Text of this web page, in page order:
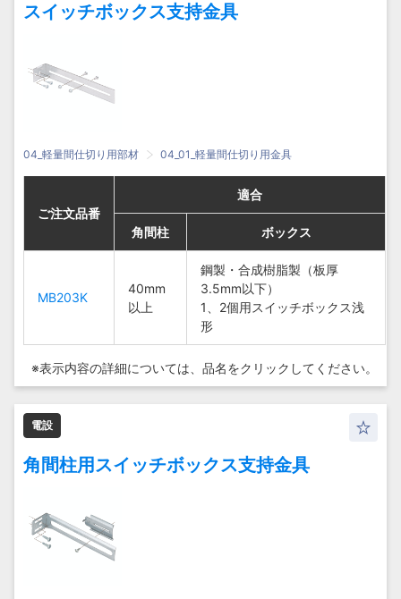
スイッチボックス支持金具
04_軽量間仕切り用部材 04_01_軽量間仕切り用金具
ご注文品番
角間柱
MB203K
鋼製・合
成樹脂製
（板厚
3.5mm
以下）
1、2個
ご注文品番
適合
角間柱 ボックス
MB203K
40mm
以上
鋼製・合成樹脂製（板厚
3.5mm以下）
1、2個用スイッチボックス浅
形
ご注文品番
角間柱
MB203K
鋼製・合
成樹脂製
（板厚
3.5mm
以下）
1、2個
ご注文品番
適合
角間柱 ボックス
MB203K
40mm
以上
鋼製・合成樹脂製（板厚
3.5mm以下）
1、2個用スイッチボックス浅
形
※表示内容の詳細については、 品名をクリックしてください。
電設
角間柱用スイッチボックス支持金具